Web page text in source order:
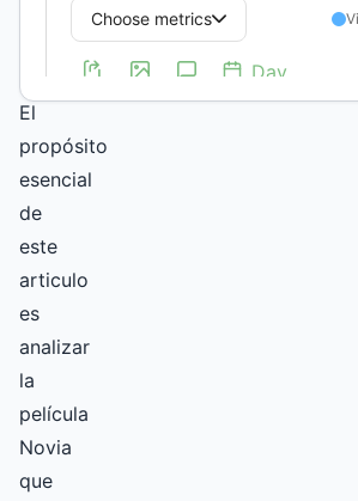
Resumen
El
propósito
esencial
de
este
articulo
es
analizar
la
película
Novia
que